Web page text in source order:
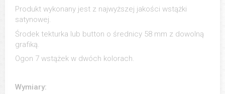
Produkt wykonany jest z najwyższej jakości wstążki
satynowej.
Środek tekturka lub button o średnicy 58 mm z dowolną
grafiką.
Ogon 7 wstążek w dwóch kolorach.
Wymiary: